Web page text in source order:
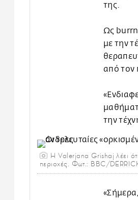
της.
Ως
με την
από τον
την
Η Valerjana Grishaj λέει
περιοχές. Φωτ.: BBC/